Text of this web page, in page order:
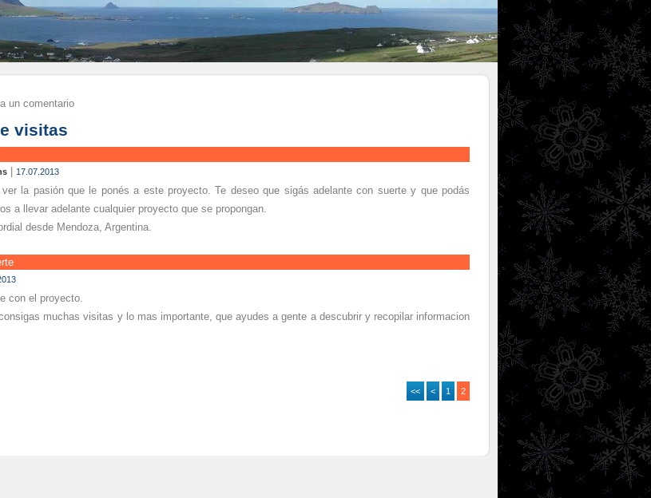
un comentario
visitas
17.07.2013
ver la pasión que le ponés a este proyecto. Te deseo que sigás adelante con suerte y que podás
a llevar adelante cualquier proyecto que se propongan.
desde Mendoza, Argentina.
con el proyecto.
muchas visitas y lo mas importante, que ayudes a gente a descubrir y recopilar informacion
<< < 1 2